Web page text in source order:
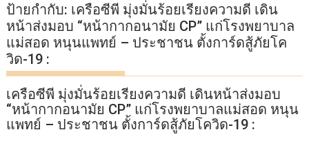
ป้ายกำกับ: เครือซีพี มุ่งมั่นร้อยเรียงความดี เดิน
หน้าส่งมอบ “หน้ากากอนามัย CP” แก่โรงพยาบาล
แม่สอด หนุนแพทย์ – ประชาชน ตั้งการ์ดสู้ภัยโค
วิด-19 :
เครือซีพี มุ่งมั่นร้อยเรียงความดี เดินหน้าส่งมอบ
“หน้ากากอนามัย CP” แก่โรงพยาบาลแม่สอด หนุน
แพทย์ – ประชาชน ตั้งการ์ดสู้ภัยโควิด-19 :